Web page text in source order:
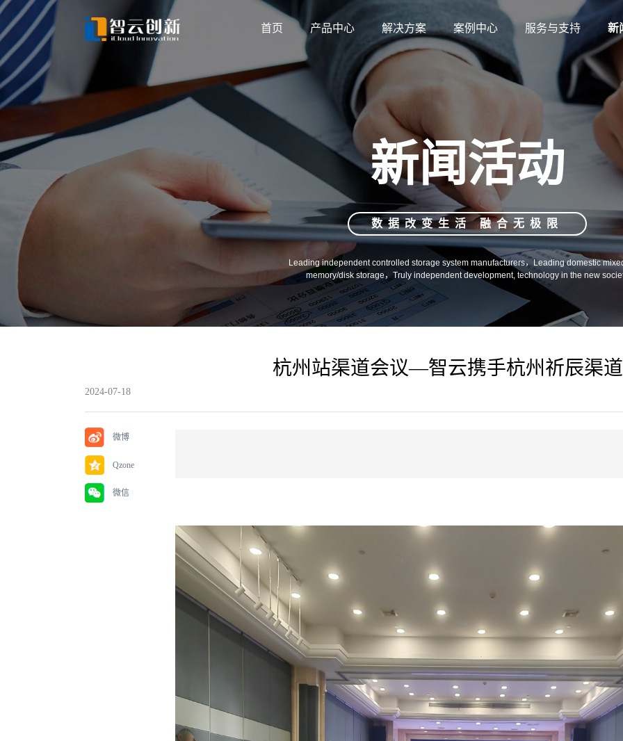
首页 产品中心
GPU服务器
飞腾芯片存储
海光芯片存储
兆芯芯片存储
Intel芯片存储
NVME全闪存储
解决方案
勘探外业整体NAS存储解决方案
教育行业NAS存储解决方案
影视后期制作NAS数据存储方案
案例中心
国产NAS案例
双控NAS案例
服务与支持
常见问题
资料下载
新
项
新闻活动
数据改变生活 融合无极限
Leading independent controlled storage system manufacturers，Leading domestic
memory/disk storage，Truly independent development, technology in the new
杭州站渠道会议—智云携手杭州祈辰渠
2024-07-18
微博
Qzone
微信